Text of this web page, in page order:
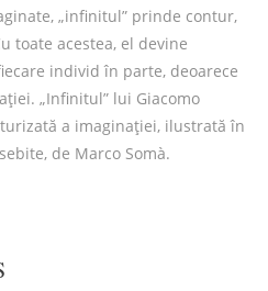
„infinitul” prinde contur,
toate acestea, el devine
individ în parte, deoarece
„Infinitul” lui Giacomo
a imaginației, ilustrată în
de Marco Somà.